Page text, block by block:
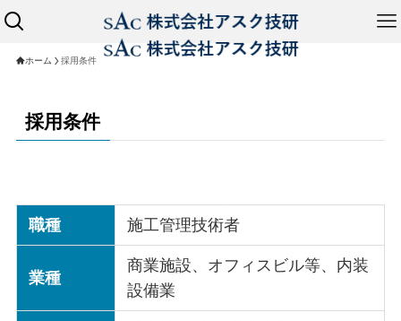
ホーム 採用条件
採用条件
職種 施工管理技術者
業種
商業施設、オフィスビル等、内装
設備業